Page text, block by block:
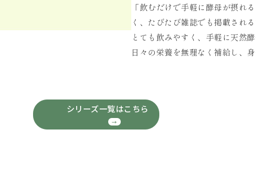
「飲むだけで手軽に酵母が摂れ
く、たびたび雑誌でも掲載され
とても飲みやすく、手軽に天然
日々の栄養を無理なく補給し、
シリーズ一覧はこちら